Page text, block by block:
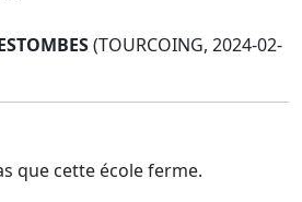
(TOURCOING, 2024-02-
que cette école ferme.